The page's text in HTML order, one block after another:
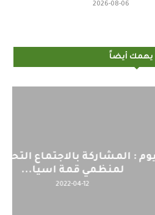
2026-08-06
يهمك أيضاً
بالاجتماع التحضيري
قمة اسيا...